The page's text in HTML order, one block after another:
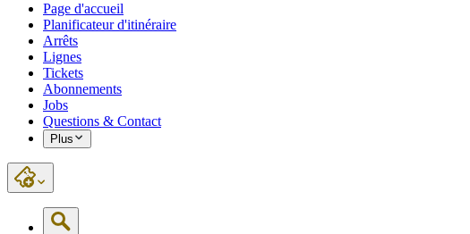
Page d'accueil
Planificateur d'itinéraire
Arrêts
Lignes
Tickets
Abonnements
Jobs
Questions & Contact
Plus